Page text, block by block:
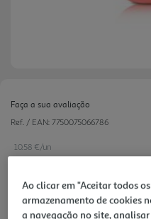
Faça a sua avaliação
Ref. / EAN: 7750075066786
10.58 €/un
Price reduced from
16,52 €to
Ao clicar em "Aceitar todos
armazenamento de cookies
a navegação no site,